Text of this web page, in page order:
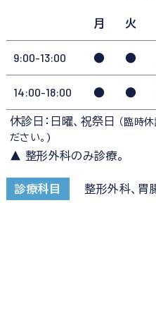
月 火
9:00-13:00 ● ●
14:00-18:00 ● ●
休診日：日曜、祝祭日
（臨時
ださい。)
▲ 整形外科のみ診療。
診療科目 整形外科、胃